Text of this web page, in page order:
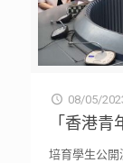
08/05/
「香港
培育學生公開